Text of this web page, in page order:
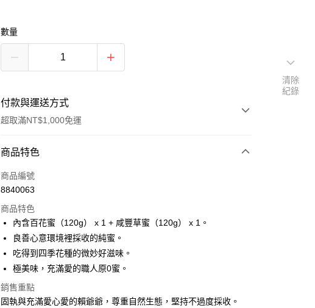
數量
付款與運送方式
超取滿NT$1,000免運
付款方式
信用卡一次付款
LINE Pay
Apple Pay
悠遊付
ATM付款
商品特色
商品編號
8840063
商品特色
內含百花蜜（120g） x 1 + 咸豐草蜜（120g） x 1。
良善心意環境裡採收的純蜜。
吃得到四季花種的微妙好滋味。
極美味，充滿愛的職人原0蜜。
銷售重點
固執與充滿愛心愛的賴爺爺，尊重自然生態，堅持不過度採收。
清除
紀錄